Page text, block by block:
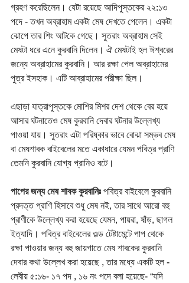
গ্রহণ করেছিলেন। যেটা রয়েছে আদিপুস্তকের ২২:১৩
পদে - তখন অব্রাহাম একটা মেষ দেখতে পেলেন। একটা
ঝোপে তার শিং আটকে গেছে। সুতরাং অব্রাহাম সেই
মেষটা ধরে এনে কুরবানি দিলেন। ঐ মেষটাই হল ঈশ্বরের
জন্যে অব্রাহামের কুরবানি। আর রক্ষা পেল অব্রাহামের
পুত্র ইসহাক। এটি আব্রাহামের পরীক্ষা ছিল।
এছাড়া যাত্রাপুস্তকে মোশির মিশর দেশ থেকে বের হয়ে
আসার ঘটনাতেও মেষ কুরবানি দেবার ঘটনার উল্লেখ্য
পাওয়া যায়। সুতরাং এটা পরিষ্কার ভাবে বোঝা সম্ভব মেষ
বা মেষশাবক বাইবেলের মতে একাধারে যেমন পবিত্র প্রাণি
তেমনি কুরবানি যোগ্য প্রানিও বটে।
পাপের জন্য মেষ শাবক কুরবানিঃ পবিত্র বাইবেলে কুরবানি
প্রদত্ত প্রাণি হিসাবে শুধু মেষ নই, তার সাথে আরো বহু
প্রাণীকে উল্লেখ্য করা হয়েছে যেমন, পায়রা, ষাঁড়, ছাগল
ইত্যাদি। পবিত্র বাইবেলের ওল্ড টেষ্টামেন্টে পাপ থেকে
রক্ষা পাওয়ার জন্য বহু জায়গাতে মেষ শাবকের কুরবানি
দেবার কথা উল্লেখ করা হয়েছে , তার মধ্যে একটি হল -
লেবীয় ৫:১৬- ১৭ পদ , ১৬ নং পদে বলা হয়েছে- “যদি